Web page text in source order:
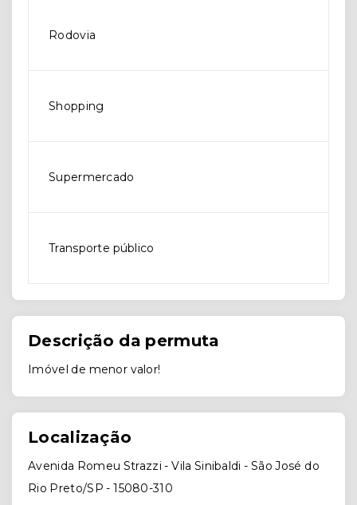
Rodovia
Shopping
Supermercado
Transporte público
Descrição da permuta
Imóvel de menor valor!
Localização
Avenida Romeu Strazzi - Vila Sinibaldi - São José do
Rio Preto/SP - 15080-310